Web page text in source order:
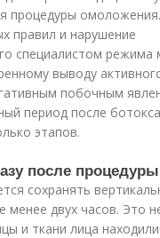
процедуры
правил и нарушение
специалистом режима
выводу
побочным
период после
этапов.
после процедуры
сохранять
менее двух часов. Это
и ткани лица